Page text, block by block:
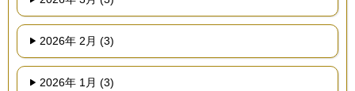
2026年 2月 (3)
2026年 1月 (3)